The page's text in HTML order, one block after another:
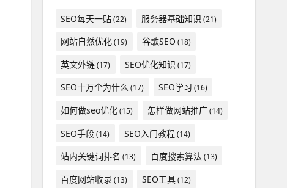
SEO每天一贴(22) 服务器基础知识 (21)
网站自然优化(19) 谷歌SEO (18)
英文外链(17) SEO优化知识 (17)
SEO十万个为什么 (17) SEO学习 (16)
如何做seo优化(15) 怎样做网站推广(14)
SEO手段(14) SEO入门教程(14)
站内关键词排名 (13) 百度搜索算法(13)
百度网站收录(13) SEO工具(12)